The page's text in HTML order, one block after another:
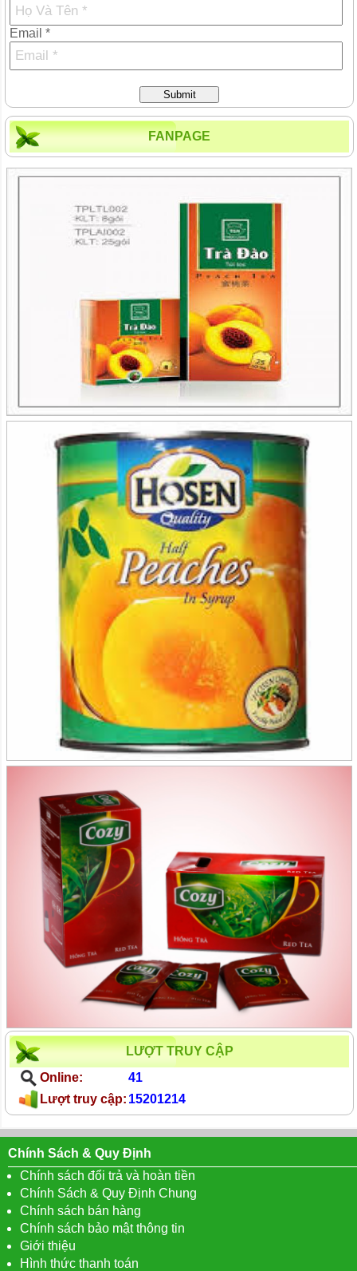
Email *
Submit
FANPAGE
LƯỢT TRUY CẬP
Online:
41
Lượt truy cập: 15201214
Chính Sách & Quy Định
Chính sách đổi trả và hoàn tiền
Chính Sách & Quy Định Chung
Chính sách bán hàng
Chính sách bảo mật thông tin
Giới thiệu
Hình thức thanh toán